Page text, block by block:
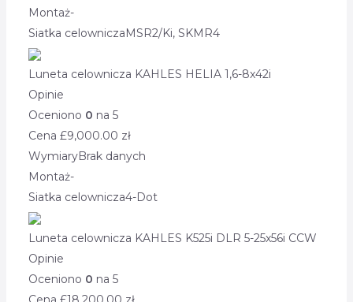
Montaż-
Siatka celowniczaMSR2/Ki, SKMR4
Luneta celownicza KAHLES HELIA 1,6-8x42i
Opinie
Oceniono 0 na 5
Cena £9,000.00 zł
WymiaryBrak danych
Montaż-
Siatka celownicza4-Dot
Luneta celownicza KAHLES K525i DLR 5-25x56i CCW
Opinie
Oceniono 0 na 5